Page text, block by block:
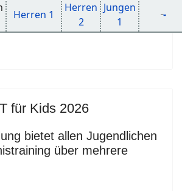
Herren 1
Herren
2
Jungen
1
-
für Kids 2026
bietet allen Jugendlichen
über mehrere